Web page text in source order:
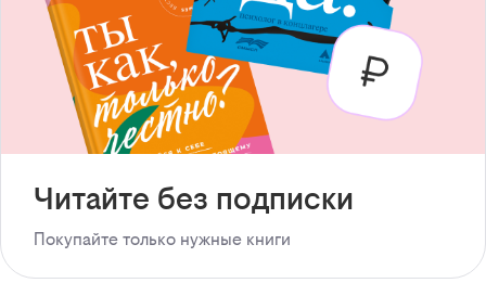
Читайте без подписки
Покупайте только нужные книги